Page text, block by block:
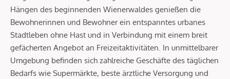
Hängen des beginnenden Wienerwaldes genießen die
Bewohnerinnen und Bewohner ein entspanntes urbanes
Stadtleben ohne Hast und in Verbindung mit einem breit
gefächerten Angebot an Freizeitaktivitäten. In unmittelbarer
Umgebung befinden sich zahlreiche Geschäfte des täglichen
Bedarfs wie Supermärkte, beste ärztliche Versorgung und